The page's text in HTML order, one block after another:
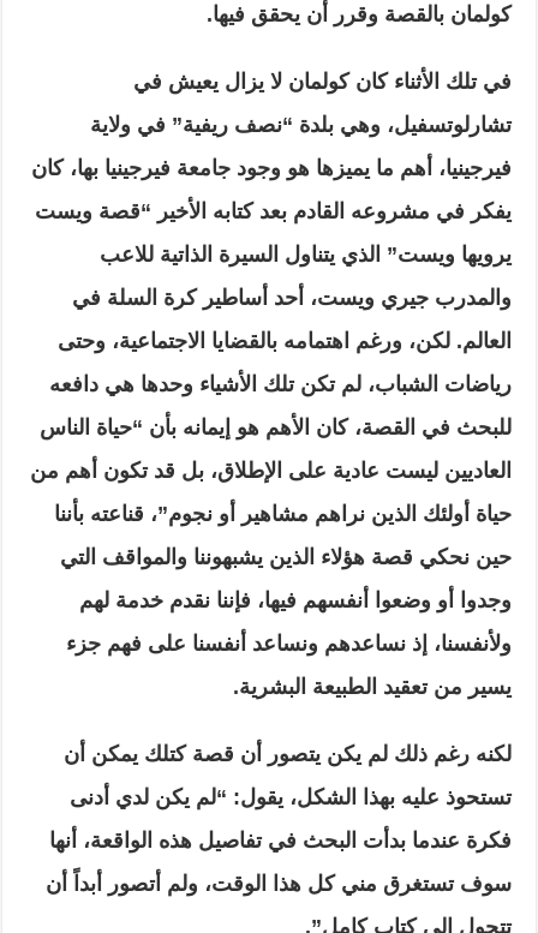
كولمان بالقصة وقرر أن يحقق فيها.
في تلك الأثناء كان كولمان لا يزال يعيش في
تشارلوتسفيل، وهي بلدة “نصف ريفية” في ولاية
فيرجينيا، أهم ما يميزها هو وجود جامعة فيرجينيا بها، كان
يفكر في مشروعه القادم بعد كتابه الأخير “قصة ويست
يرويها ويست” الذي يتناول السيرة الذاتية للاعب
والمدرب جيري ويست، أحد أساطير كرة السلة في
العالم. لكن، ورغم اهتمامه بالقضايا الاجتماعية، وحتى
رياضات الشباب، لم تكن تلك الأشياء وحدها هي دافعه
للبحث في القصة، كان الأهم هو إيمانه بأن “حياة الناس
العاديين ليست عادية على الإطلاق، بل قد تكون أهم من
حياة أولئك الذين نراهم مشاهير أو نجوم”، قناعته بأننا
حين نحكي قصة هؤلاء الذين يشبهوننا والمواقف التي
وجدوا أو وضعوا أنفسهم فيها، فإننا نقدم خدمة لهم
ولأنفسنا، إذ نساعدهم ونساعد أنفسنا على فهم جزء
يسير من تعقيد الطبيعة البشرية.
لكنه رغم ذلك لم يكن يتصور أن قصة كتلك يمكن أن
تستحوذ عليه بهذا الشكل، يقول: “لم يكن لدي أدنى
فكرة عندما بدأت البحث في تفاصيل هذه الواقعة، أنها
سوف تستغرق مني كل هذا الوقت، ولم أتصور أبداً أن
تتحول إلى كتاب كامل”.